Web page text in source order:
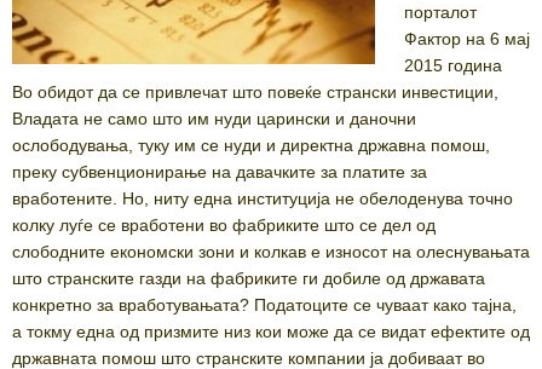
порталот
Фактор на 6 мај
2015 година
Во обидот да се привлечат што повеќе странски инвестиции,
Владата не само што им нуди царински и даночни
ослободувања, туку им се нуди и директна државна помош,
преку субвенционирање на давачките за платите за
вработените. Но, ниту една институција не обелоденува точно
колку луѓе се вработени во фабриките што се дел од
слободните економски зони и колкав е износот на олеснувањата
што странските газди на фабриките ги добиле од државата
конкретно за вработувањата? Податоците се чуваат како тајна,
а токму една од призмите низ кои може да се видат ефектите од
државната помош што странските компании ја добиваат во